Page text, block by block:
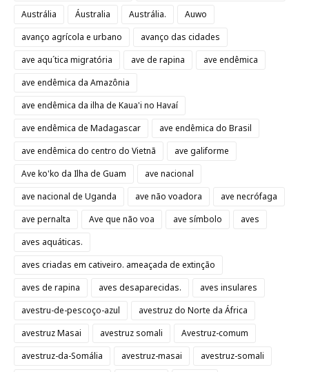
Austrália Áustralia Austrália.
Auwo
avanço agrícola e urbano
avanço das cidades
ave aqu´tica migratória
ave de rapina
ave endêmica
ave endêmica da Amazônia
ave endêmica da ilha de Kaua'i no Havaí
ave endêmica de Madagascar
ave endêmica do Brasil
ave endêmica do centro do Vietnã
ave galiforme
Ave ko'ko da Ilha de Guam
ave nacional
ave nacional de Uganda
ave não voadora
ave necrófaga
ave pernalta
Ave que não voa ave símbolo
aves
aves aquáticas.
aves criadas em cativeiro. ameaçada de extinção
aves de rapina
aves desaparecidas.
aves insulares
avestru-de-pescoço-azul
avestruz do Norte da África
avestruz Masai
avestruz somali
Avestruz-comum
avestruz-da-Somália
avestruz-masai
avestruz-somali